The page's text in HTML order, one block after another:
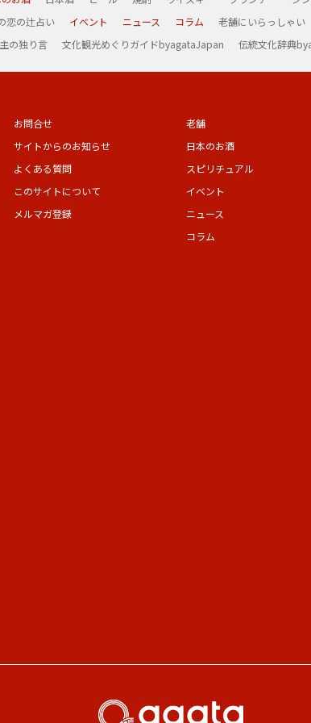
恋の辻占い イベント ニュース コラム 老舗にいらっしゃい
の独り言 文化観光めぐりガイドbyagataJapan 伝統文化辞典
お問合せ
サイトからのお知らせ
よくある質問
このサイトについて
メルマガ登録
老舗
日本のお酒
スピリチュアル
イベント
ニュース
コラム